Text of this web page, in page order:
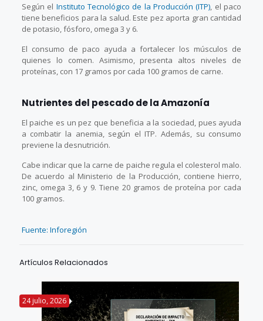
Según el Instituto Tecnológico de la Producción (ITP), el paco
tiene beneficios para la salud. Este pez aporta gran cantidad
de potasio, fósforo, omega 3 y 6.
El consumo de paco ayuda a fortalecer los músculos de
quienes lo comen. Asimismo, presenta altos niveles de
proteínas, con 17 gramos por cada 100 gramos de carne.
Nutrientes del pescado de la Amazonía
El paiche es un pez que beneficia a la sociedad, pues ayuda
a combatir la anemia, según el ITP. Además, su consumo
previene la desnutrición.
Cabe indicar que la carne de paiche regula el colesterol malo.
De acuerdo al Ministerio de la Producción, contiene hierro,
zinc, omega 3, 6 y 9. Tiene 20 gramos de proteína por cada
100 gramos.
Fuente: Inforegión
Artículos Relacionados
24 julio, 2026